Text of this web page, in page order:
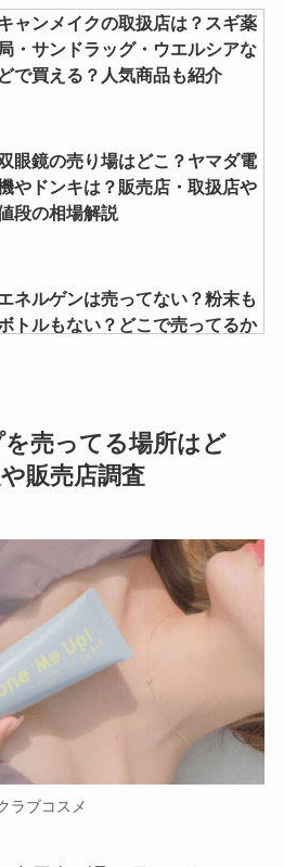
水着用ゼッケンは100均や西松屋
で売ってる？おすすめの販売店は
ココ！付け方や剥がし方も調査
次亜塩素酸水はホームセンターに
売ってる？ドラッグストア・市
販・ウエルシアなど販売店を調
査！
【551豚まん】チルドがある販売
店はどこ？福岡・東京・名古屋・
訂正印はどこで買える？百均には
ない？売ってる場所や購入できる
販売店を解説
タカギのカートリッジはホームセ
ンターに売ってる？どこで買える
の？互換品は？
【ローソン】ホルモン鍋が売って
ない？アレンジできる鍋が今どこ
で売ってるか調査！
ャンメイクの取扱店は？スギ薬
局・サンドラッグ・ウエルシアな
どで買える？人気商品も紹介
眼鏡の売り場はどこ？ヤマダ電
やドンキは？販売店・取扱店や
段の相場解説
ネルゲンは売ってない？粉末も
トルもない？どこで売ってるか
筋子は業務スーパーで買える？
販・コストコを調査！アニサキ
は大丈夫？
マックスコーヒーを売ってる場所
？東京・関西・北海道全国のど
な店で買える？
セリア】おにやんまが販売中止
ぜ？自主回収の理由は？似た商
はある？
を売ってる場所はど
販売店調査
ラブコスメ